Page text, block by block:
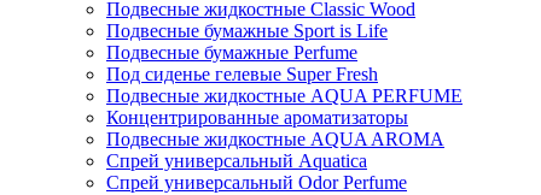
Подвесные жидкостные Classic Wood
Подвесные бумажные Sport is Life
Подвесные бумажные Perfume
Под сиденье гелевые Super Fresh
Подвесные жидкостные AQUA PERFUME
Концентрированные ароматизаторы
Подвесные жидкостные AQUA AROMA
Спрей универсальный Aquatica
Спрей универсальный Odor Perfume